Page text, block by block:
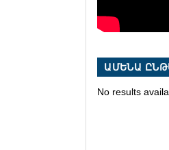
ԱՄԵՆԱ
No results